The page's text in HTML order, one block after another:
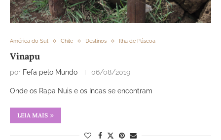
América do Sul Chile Destinos Ilha de Páscoa
Vinapu
por Fefa pelo Mundo 06/08/2019
Onde os Rapa Nuis e os Incas se encontram
LEIA MAIS